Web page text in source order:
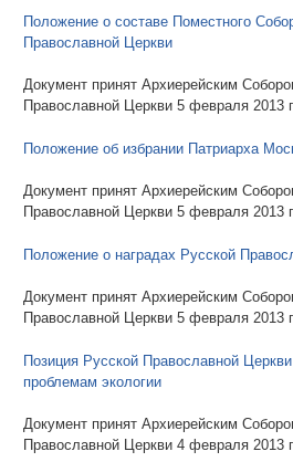
Положение о составе Поместного
Православной Церкви
Документ принят Архиерейским
Православной Церкви 5 февраля 2013
Положение об избрании Патриарха
Документ принят Архиерейским
Православной Церкви 5 февраля 2013
Положение о наградах Русской
Документ принят Архиерейским
Православной Церкви 5 февраля 2013
Позиция Русской Православной
проблемам экологии
Документ принят Архиерейским
Православной Церкви 4 февраля 2013